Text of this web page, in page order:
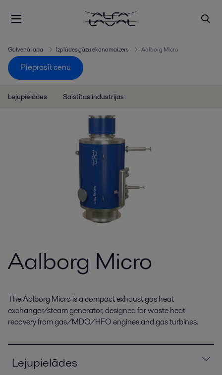
Galvenā lapa Izplūdes gāzu ekonomaizers Aalborg Micro
Pieprasīt cenu
Lejupielādes Saistītas industrijas
Aalborg Micro
The Aalborg Micro is a compact exhaust gas heat
exchanger/steam generator, designed for waste heat
recovery from gas/MDO/HFO engines and gas turbines.
Lejupielādes